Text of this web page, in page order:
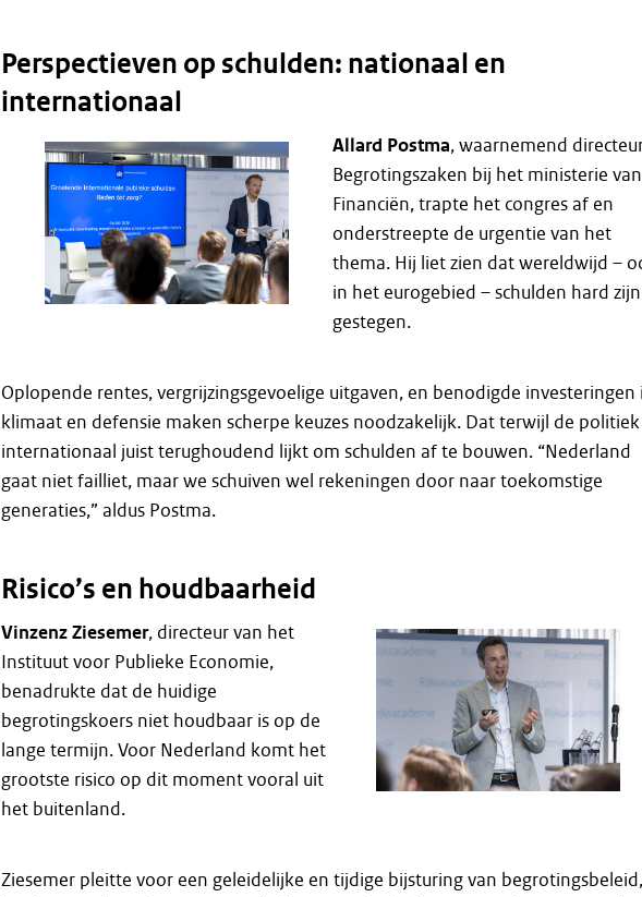
Perspectieven op schulden: nationaal en
internationaal
Allard Postma, waarnemend
Begrotingszaken bij het ministerie van
Financiën, trapte het congres af en
onderstreepte de urgentie van het
thema. Hij liet zien dat wereldwijd –
in het eurogebied – schulden hard zijn
gestegen.
Oplopende rentes, vergrijzingsgevoelige uitgaven, en benodigde investeringen
klimaat en defensie maken scherpe keuzes noodzakelijk. Dat terwijl de politiek
internationaal juist terughoudend lijkt om schulden af te bouwen. “Nederland
gaat niet failliet, maar we schuiven wel rekeningen door naar toekomstige
generaties,” aldus Postma.
Risico’s en houdbaarheid
Vinzenz Ziesemer, directeur van het
Instituut voor Publieke Economie,
benadrukte dat de huidige
begrotingskoers niet houdbaar is op de
lange termijn. Voor Nederland komt het
grootste risico op dit moment vooral uit
het buitenland.
Ziesemer pleitte voor een geleidelijke en tijdige bijsturing van begrotingsbeleid,